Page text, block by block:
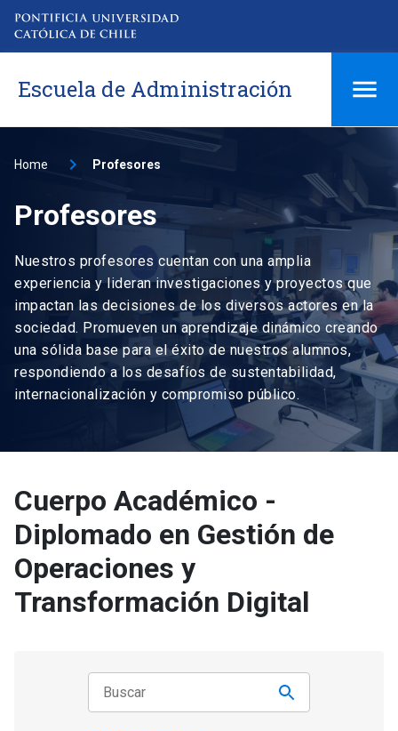
Escuela de Administración
Home Profesores
Profesores
Nuestros profesores cuentan con una amplia
experiencia y lideran investigaciones y proyectos que
impactan las decisiones de los diversos actores en la
sociedad. Promueven un aprendizaje dinámico creando
una sólida base para el éxito de nuestros alumnos,
respondiendo a los desafíos de sustentabilidad,
internacionalización y compromiso público.
Cuerpo Académico -
Diplomado en Gestión de
Operaciones y
Transformación Digital